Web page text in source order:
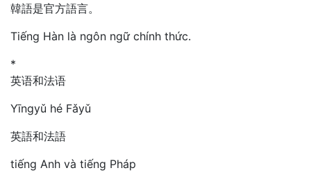
韓語是官方語言。
Tiếng Hàn là ngôn ngữ chính thức.
*
英语和法语
Yīngyǔ hé Fǎyǔ
英語和法語
tiếng Anh và tiếng Pháp